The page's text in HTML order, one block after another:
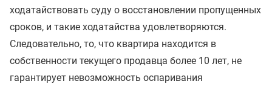
ходатайствовать суду о восстановлении пропущенных
сроков, и такие ходатайства удовлетворяются.
Следовательно, то, что квартира находится в
собственности текущего продавца более 10 лет, не
гарантирует невозможность оспаривания